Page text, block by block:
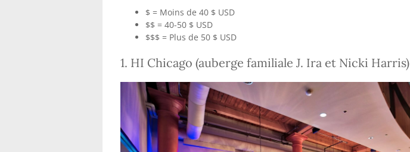
$ = Moins de 40 $ USD
$$ = 40-50 $ USD
$$$ = Plus de 50 $ USD
1. HI Chicago (auberge familiale J. Ira et Nicki Harris)